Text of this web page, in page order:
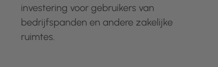
investering voor gebruikers van
bedrijfspanden en andere zakelijke
ruimtes.